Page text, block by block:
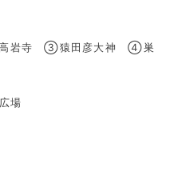
岩寺 ③猿田彦大神 ④巣
場